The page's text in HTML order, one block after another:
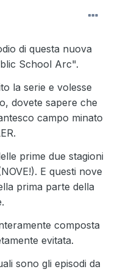
di questa nuova
School Arc".
la serie e volesse
dovete sapere che
campo minato
prime due stagioni
E questi nove
prima parte della
composta
evitata.
sono gli episodi da